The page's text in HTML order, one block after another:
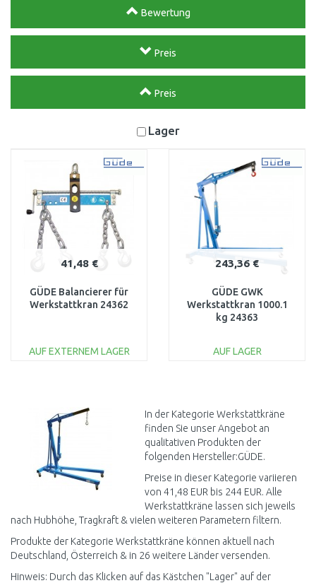
Bewertung
Preis
Preis
Lager
41,48 €
GÜDE Balancierer für
Werkstattkran 24362
AUF EXTERNEM LAGER
Vergleichen
243,36 €
GÜDE GWK
Werkstattkran 1000.1
kg 24363
AUF LAGER
Vergleichen
In der Kategorie Werkstattkräne
finden Sie unser Angebot an
qualitativen Produkten der
folgenden Hersteller:GÜDE.
Preise in dieser Kategorie variieren
von 41,48 EUR bis 244 EUR. Alle
Werkstattkräne lassen sich jeweils
nach Hubhöhe, Tragkraft & vielen weiteren Parametern filtern.
Produkte der Kategorie Werkstattkräne können aktuell nach
Deutschland, Österreich & in 26 weitere Länder versenden.
Hinweis: Durch das Klicken auf das Kästchen "Lager" auf der